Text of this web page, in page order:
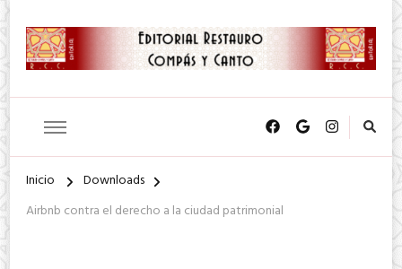
Inicio
Downloads
Airbnb contra el derecho a la ciudad patrimonial